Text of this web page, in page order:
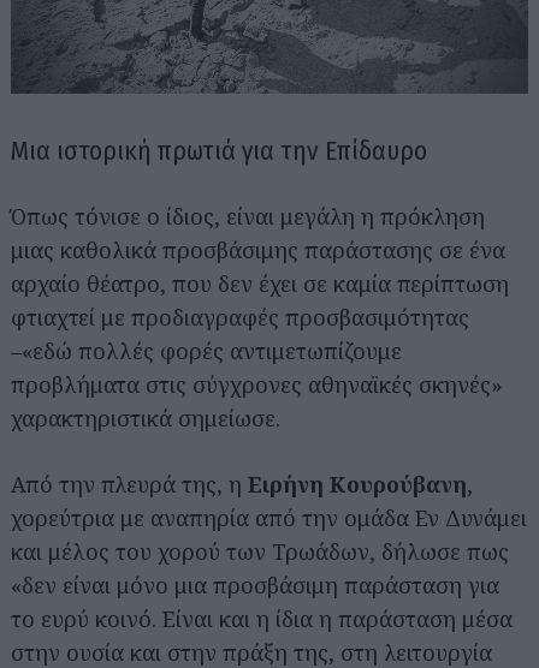
Μια ιστορική πρωτιά για την Επίδαυρο
Όπως τόνισε ο ίδιος, είναι μεγάλη η πρόκληση
μιας καθολικά προσβάσιμης παράστασης σε ένα
αρχαίο θέατρο, που δεν έχει σε καμία περίπτωση
φτιαχτεί με προδιαγραφές προσβασιμότητας
–«εδώ πολλές φορές αντιμετωπίζουμε
προβλήματα στις σύγχρονες αθηναϊκές σκηνές»
χαρακτηριστικά σημείωσε.
Από την πλευρά της, η Ειρήνη Κουρούβανη,
χορεύτρια με αναπηρία από την ομάδα Εν Δυνάμει
και μέλος του χορού των Τρωάδων, δήλωσε πως
«δεν είναι μόνο μια προσβάσιμη παράσταση για
το ευρύ κοινό. Είναι και η ίδια η παράσταση μέσα
στην ουσία και στην πράξη της, στη λειτουργία